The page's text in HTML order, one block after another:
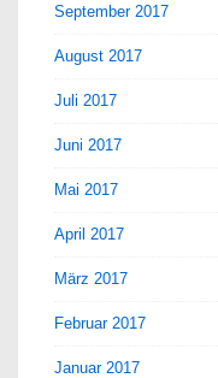
September 2017
August 2017
Juli 2017
Juni 2017
Mai 2017
April 2017
März 2017
Februar 2017
Januar 2017